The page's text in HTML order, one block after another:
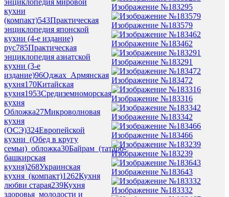
энциклопедия мировой
кухни
(компакт)543Практическая
энциклопедия японской
кухни (4-е издание)
рус785Практическая
энциклопедия азиатской
кухни (3-е
издание)96Оджах_Армянская
кухня170Китайская
кухня1953Средиземноморская
кухня
Обложка27Микроволновая
кухня
(ОСЭ)324Европейской
кухни_(Обед в кругу
семьи)_обложка30Байрам_(татаро-
башкирская
кухня)268Украинская
кухня_(компакт)1262Кухня
любви старая239Кухня
здоровья_молодости и
Изображение №183295
Изображение №183579
Изображение №183462
Изображение №183291
Изображение №183472
Изображение №183316
Изображение №183342
Изображение №183466
Изображение №183239
Изображение №183643
Изображение №183332